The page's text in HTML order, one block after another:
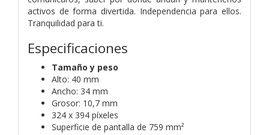
activos de forma divertida. Independencia para ellos.
Tranquilidad para ti.
Especificaciones
Tamaño y peso
Alto: 40 mm
Ancho: 34 mm
Grosor: 10,7 mm
324 x 394 píxeles
Superficie de pantalla de 759 mm²